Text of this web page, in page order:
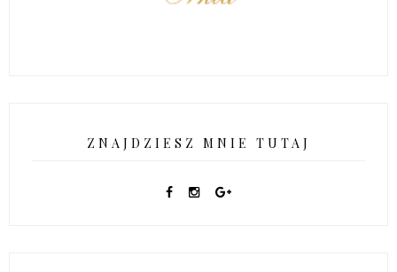
ZNAJDZIESZ MNIE TUTAJ